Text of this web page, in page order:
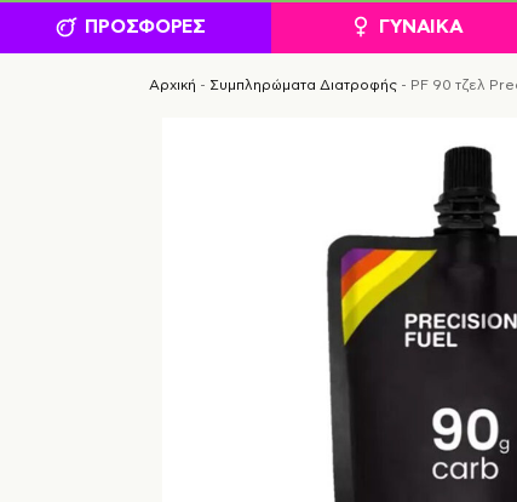
ΠΡΟΣΦΟΡΈΣ ΓΥΝΑΊΚΑ
Αρχική - Συμπληρώματα Διατροφής- PF 90 τζελ